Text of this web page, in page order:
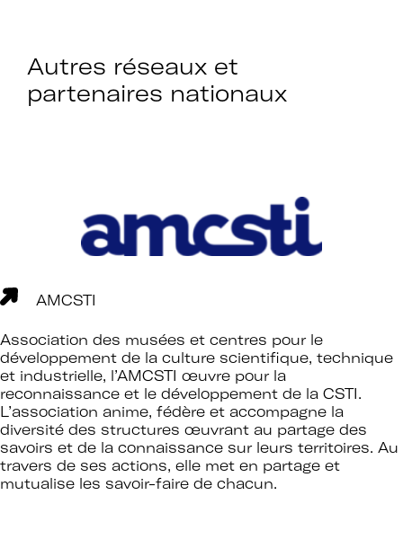
Autres réseaux et
partenaires nationaux
AMCSTI
Association des musées et centres pour le
développement de la culture scientifique, technique
et industrielle, l’AMCSTI œuvre pour la
reconnaissance et le développement de la CSTI.
L’association anime, fédère et accompagne la
diversité des structures œuvrant au partage des
savoirs et de la connaissance sur leurs territoires. Au
travers de ses actions, elle met en partage et
mutualise les savoir-faire de chacun.